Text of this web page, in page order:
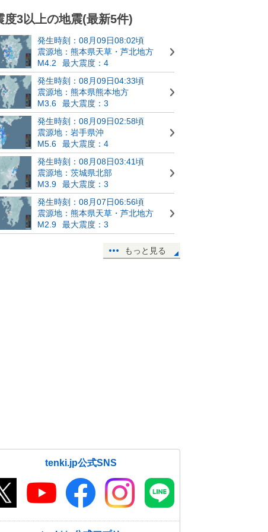
度3以上の地震(最新5件)
発生時刻：08月09日08:02頃
震源地：熊本県天草・芦北地方
M4.2
最大震度：4
発生時刻：08月09日04:33頃
震源地：熊本県熊本地方
M3.6
最大震度：3
発生時刻：08月09日02:58頃
震源地：岩手県沖
M5.6
最大震度：4
発生時刻：08月08日03:41頃
震源地：茨城県北部
M3.9
最大震度：3
発生時刻：08月07日06:56頃
震源地：熊本県天草・芦北地方
M2.9
最大震度：3
もっと見る
tenki.jp公式SNS